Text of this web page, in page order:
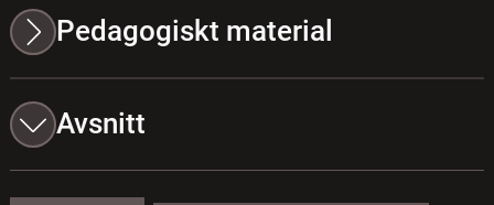
Pedagogiskt material
Avsnitt